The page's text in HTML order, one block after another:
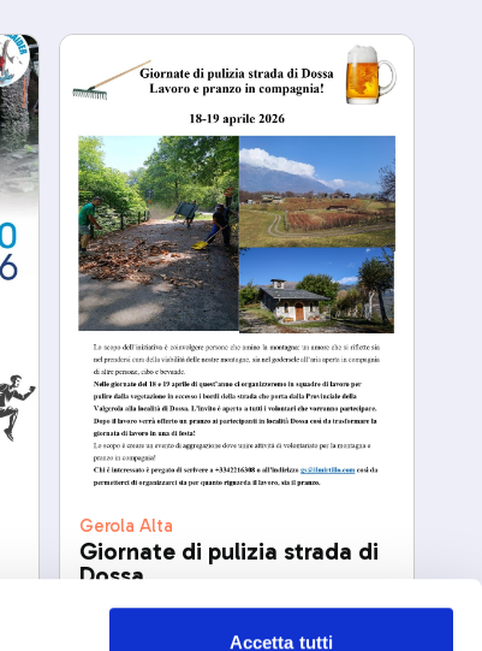
Accetta tutti
Gerola Alta
Giornate di pulizia strada di
Dossa